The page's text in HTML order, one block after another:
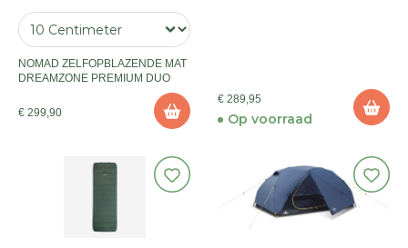
NOMAD ZELFOPBLAZENDE MAT
DREAMZONE PREMIUM DUO
€ 299,90
€ 289,95
Op voorraad